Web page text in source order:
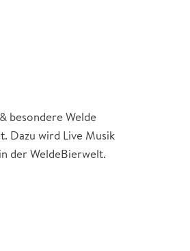
besondere Welde
Dazu wird Live Musik
der WeldeBierwelt.